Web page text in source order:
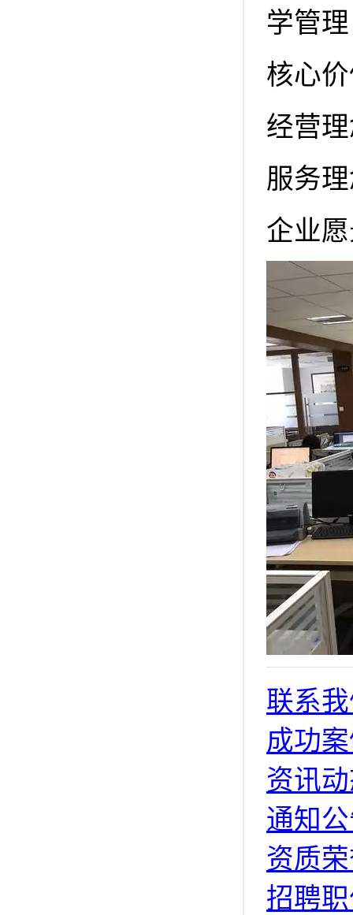
学管
核心
经营
服务
企业
联系
成功
资讯
通知
资质
招聘